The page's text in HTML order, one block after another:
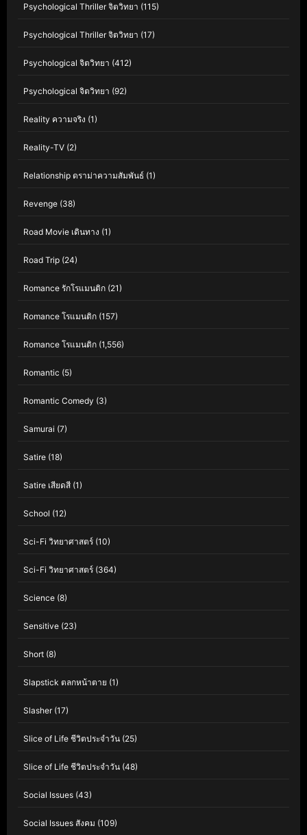
Psychological Thriller จิตวิทยา (115)
Psychological Thriller จิตวิทยา (17)
Psychological จิตวิทยา (412)
Psychological จิตวิทยา (92)
Reality ความจริง (1)
Reality-TV (2)
Relationship ดราม่าความสัมพันธ์ (1)
Revenge (38)
Road Movie เดินทาง (1)
Road Trip (24)
Romance รักโรแมนติก (21)
Romance โรแมนติก (157)
Romance โรแมนติก (1,556)
Romantic (5)
Romantic Comedy (3)
Samurai (7)
Satire (18)
Satire เสียดสี (1)
School (12)
Sci-Fi วิทยาศาสตร์ (10)
Sci-Fi วิทยาศาสตร์ (364)
Science (8)
Sensitive (23)
Short (8)
Slapstick ตลกหน้าตาย (1)
Slasher(17)
Slice of Life ชีวิตประจำวัน (25)
Slice of Life ชีวิตประจำวัน (48)
Social Issues (43)
Social Issues สังคม (109)